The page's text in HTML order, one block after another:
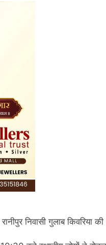
निवासी गुलाब किवरिया की